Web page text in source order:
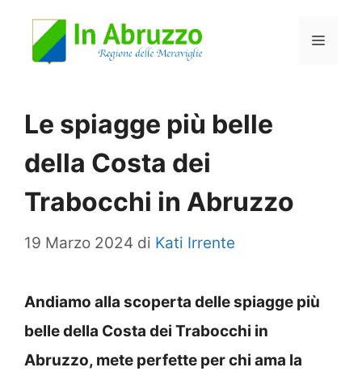
Menu
Le spiagge più belle
della Costa dei
Trabocchi in Abruzzo
19 Marzo 2024 di Kati Irrente
Andiamo alla scoperta delle spiagge più
belle della Costa dei Trabocchi in
Abruzzo, mete perfette per chi ama la